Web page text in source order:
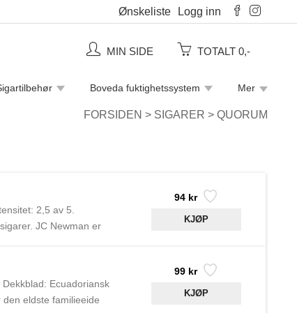
Ønskeliste Logg inn
MIN SIDE TOTALT 0,-
Boveda fuktighetssystem
Rulletobakk Sigaretter
Mer
FORSIDEN > SIGARER > QUORUM
2,5 av 5.
JC Newman er
noe produksjon i
94 kr
Ecuadoriansk
eldste familieeide
99 kr